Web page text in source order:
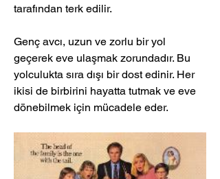
tarafından terk edilir.
Genç avcı, uzun ve zorlu bir yol
geçerek eve ulaşmak zorundadır. Bu
yolculukta sıra dışı bir dost edinir. Her
ikisi de birbirini hayatta tutmak ve eve
dönebilmek için mücadele eder.